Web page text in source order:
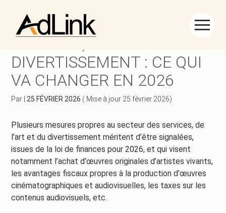
Aller
au
Créer et reprendre une activité
Développer votre entreprise
Construire votre patrimoine
Être prêt pour la facturation électronique
Piloter votre gestion
Suivre votre comptabilité
Gérer vos ressources humaines
Dématérialiser vos documents
DIVERTISSEMENT : CE QUI
VA CHANGER EN 2026
Par 25 FÉVRIER 2026 ( Mise à jour 25 février 2026)
Plusieurs mesures propres au secteur des services, de
l’art et du divertissement méritent d’être signalées,
issues de la loi de finances pour 2026, et qui visent
notamment l’achat d’œuvres originales d’artistes vivants,
les avantages fiscaux propres à la production d’œuvres
cinématographiques et audiovisuelles, les taxes sur les
contenus audiovisuels, etc.